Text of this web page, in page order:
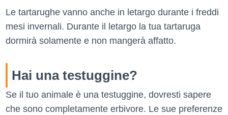
Le tartarughe vanno anche in letargo durante i freddi
mesi invernali. Durante il letargo la tua tartaruga
dormirà solamente e non mangerà affatto.
Hai una testuggine?
Se il tuo animale è una testuggine, dovresti sapere
che sono completamente erbivore. Le sue preferenze